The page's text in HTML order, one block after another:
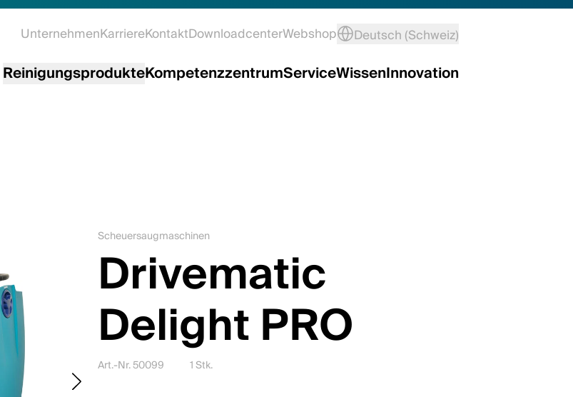
UnternehmenKarriereKontaktDownloadcenterWebshop Deutsch (Schweiz)
ReinigungsprodukteKompetenzzentrumServiceWissenInnovation
Scheuersaugmaschinen
Drivematic
Delight PRO
Art.-Nr. 50099 1 Stk.